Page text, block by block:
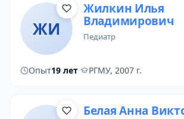
ЖИ
Жилкин Илья
Владимирович
педиатр
Опыт19 лет· РГМУ, 2007 г.
Белая Анна